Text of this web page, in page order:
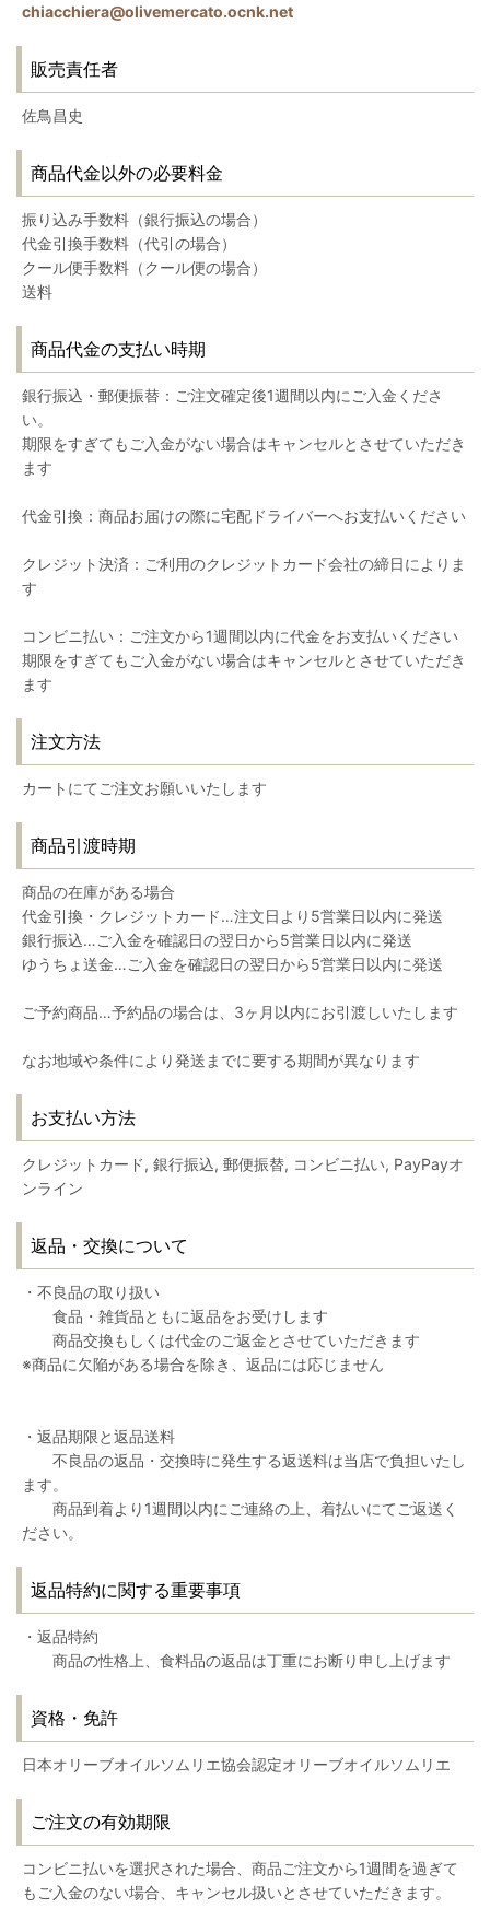
chiacchiera@olivemercato.ocnk.net
販売責任者
佐鳥昌史
商品代金以外の必要料金
振り込み手数料（銀行振込の場合）
代金引換手数料（代引の場合）
クール便手数料（クール便の場合）
送料
商品代金の支払い時期
銀行振込・郵便振替：ご注文確定後1週間以内にご入金くださ
い。
期限をすぎてもご入金がない場合はキャンセルとさせていただき
ます
代金引換：商品お届けの際に宅配ドライバーへお支払いください
クレジット決済：ご利用のクレジットカード会社の締日によりま
す
コンビニ払い：ご注文から1週間以内に代金をお支払いください
期限をすぎてもご入金がない場合はキャンセルとさせていただき
ます
注文方法
カートにてご注文お願いいたします
商品引渡時期
商品の在庫がある場合
代金引換・クレジットカード…注文日より5営業日以内に発送
銀行振込…ご入金を確認日の翌日から5営業日以内に発送
ゆうちょ送金…ご入金を確認日の翌日から5営業日以内に発送
ご予約商品…予約品の場合は、3ヶ月以内にお引渡しいたします
なお地域や条件により発送までに要する期間が異なります
お支払い方法
クレジットカード, 銀行振込, 郵便振替, コンビニ払い, PayPayオ
ンライン
返品・交換について
・不良品の取り扱い
食品・雑貨品ともに返品をお受けします
商品交換もしくは代金のご返金とさせていただきます
※商品に欠陥がある場合を除き、返品には応じません
・返品期限と返品送料
不良品の返品・交換時に発生する返送料は当店で負担いたし
ます。
商品到着より1週間以内にご連絡の上、着払いにてご返送く
ださい。
返品特約に関する重要事項
・返品特約
商品の性格上、食料品の返品は丁重にお断り申し上げます
資格・免許
日本オリーブオイルソムリエ協会認定オリーブオイルソムリエ
ご注文の有効期限
コンビニ払いを選択された場合、商品ご注文から1週間を過ぎて
もご入金のない場合、キャンセル扱いとさせていただきます。